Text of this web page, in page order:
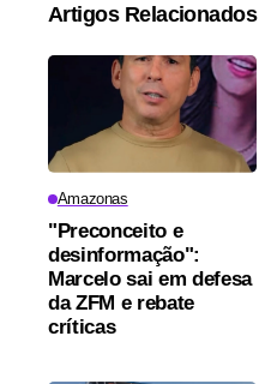
Artigos Relacionados
Amazonas
"Preconceito e
desinformação":
Marcelo sai em defesa
da ZFM e rebate
críticas